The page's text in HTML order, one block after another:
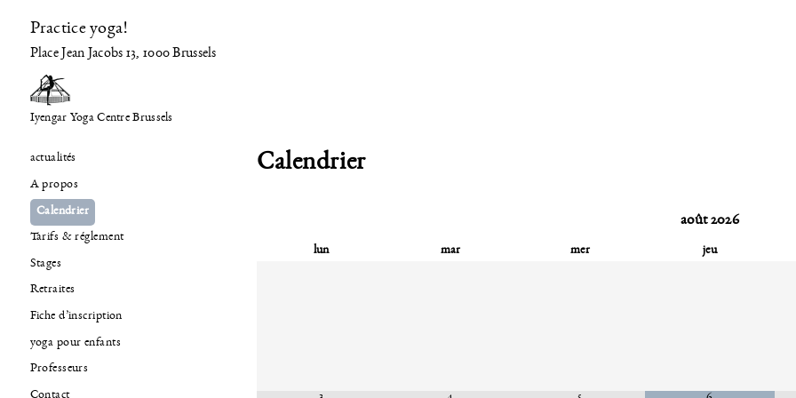
Practice yoga!
Place Jean Jacobs 13, 1000 Brussels
Iyengar Yoga Centre Brussels
actualités
A propos
Calendrier
Tarifs & réglement
Stages
Retraites
Fiche d’inscription
yoga pour enfants
Professeurs
Calendrier
août2026
lun mar mer jeu